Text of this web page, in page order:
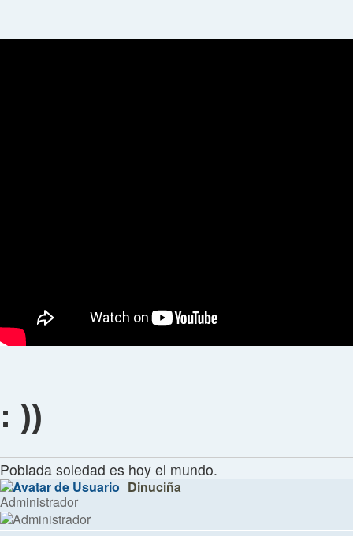
: ))
Poblada soledad es hoy el mundo.
Dinuciña
Administrador